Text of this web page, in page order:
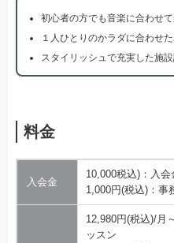
初心者の方でも音楽に合わせ
１人ひとりのかラダに合わせ
スタイリッシュで充実した施
料金
入会金
10,000税込)：入会
1,000円(税込)：事
12,980円(税込)/月
ッスン